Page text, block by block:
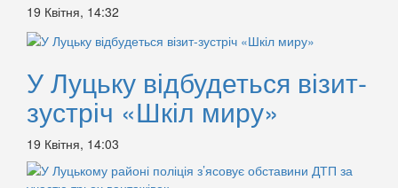
19 Квітня, 14:32
У Луцьку відбудеться візит-
зустріч «Шкіл миру»
19 Квітня, 14:03